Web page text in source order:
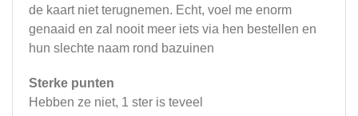
de kaart niet terugnemen. Echt, voel me enorm
genaaid en zal nooit meer iets via hen bestellen en
hun slechte naam rond bazuinen
Sterke punten
Hebben ze niet, 1 ster is teveel